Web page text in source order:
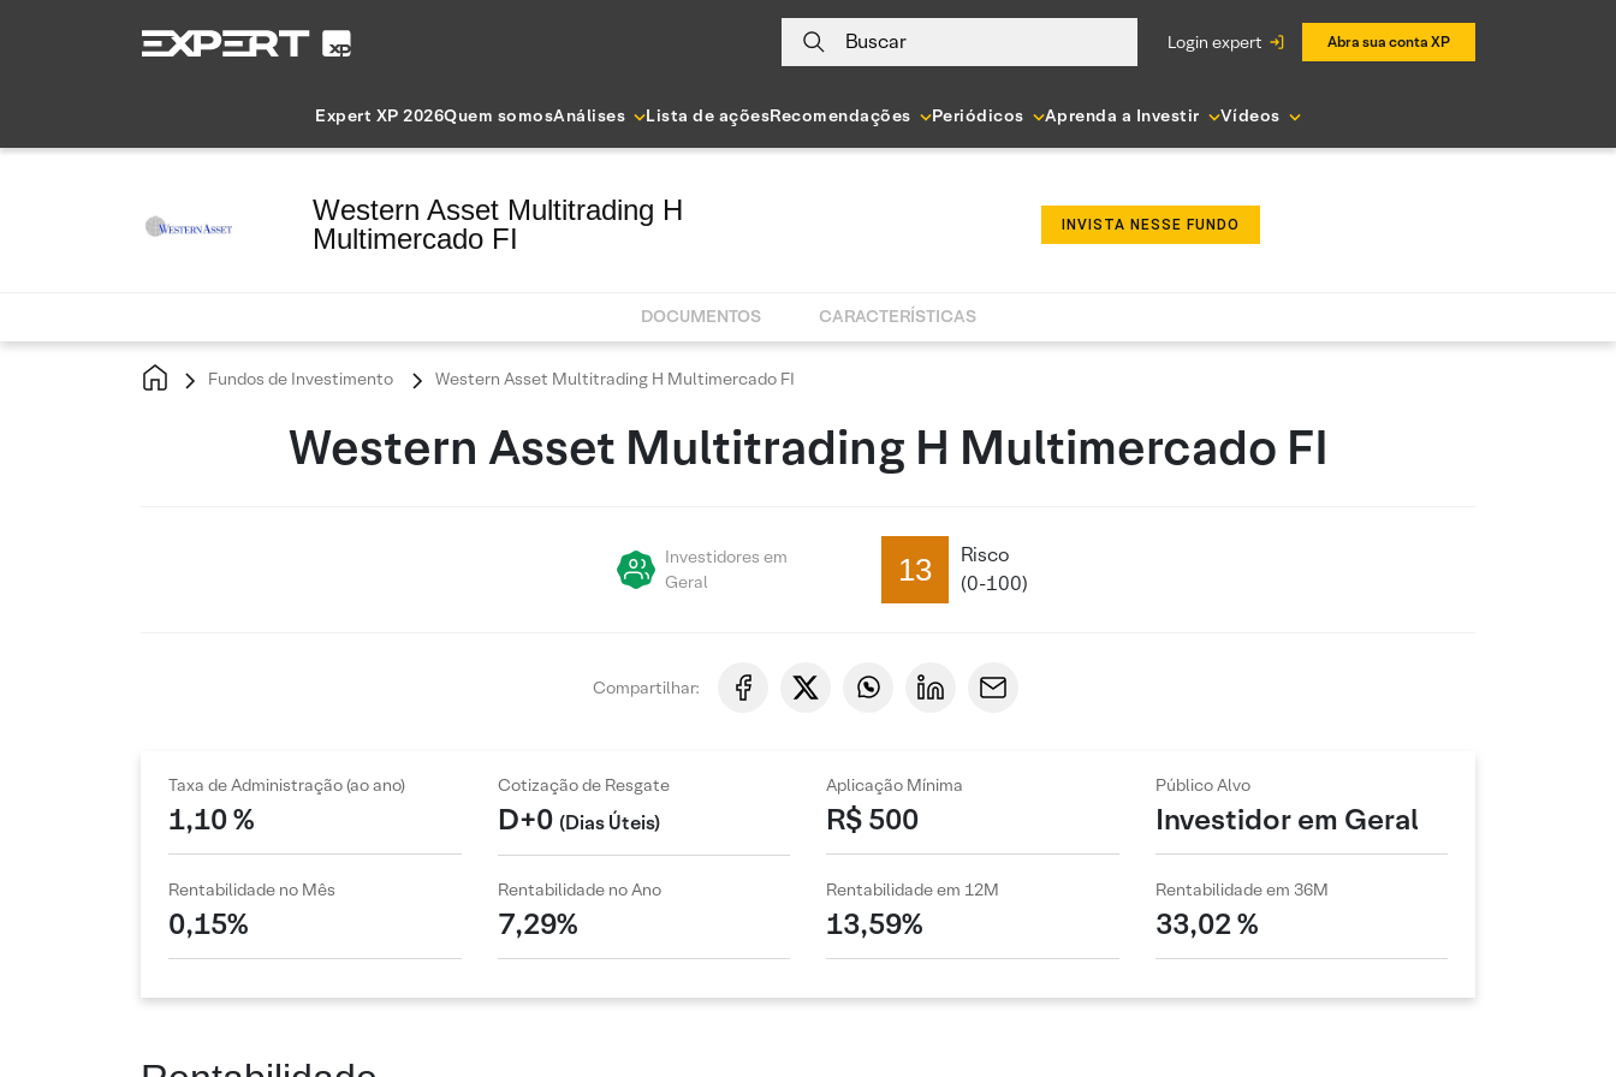
Buscar login expert Abra sua conta XP
Expert XP 2026Quem somosAnálises Lista de açõesRecomendações Periódicos Aprenda a Investir Vídeos
Western Asset Multitrading H
Multimercado FI
INVISTA NESSE FUNDO
DOCUMENTOS CARACTERÍSTICAS
Fundos de Investimento Western Asset Multitrading H Multimercado FI
Western Asset Multitrading H Multimercado FI
Investidores em
Geral
13
Risco
(0-100)
Compartilhar:
Taxa de Administração (ao ano)
1,10 %
Cotização de Resgate
D+0 (Dias Úteis)
Aplicação Mínima
R$ 500
Público Alvo
Investidor em Geral
Rentabilidade no Mês
0,15%
Rentabilidade no Ano
7,29%
Rentabilidade em 12M
13,59%
Rentabilidade em 36M
33,02 %